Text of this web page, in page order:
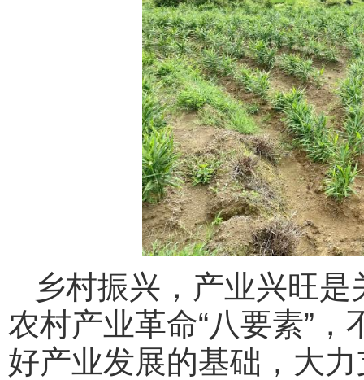
乡村振兴，产业兴旺
农村产业革命“八要素”
好产业发展的基础，大